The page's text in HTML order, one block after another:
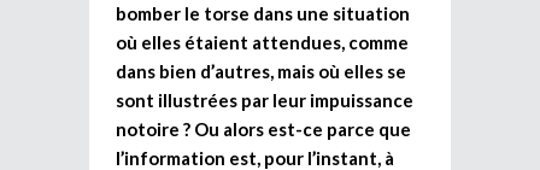
bomber le torse dans une situation
où elles étaient attendues, comme
dans bien d’autres, mais où elles se
sont illustrées par leur impuissance
notoire ? Ou alors est-ce parce que
l’information est, pour l’instant, à